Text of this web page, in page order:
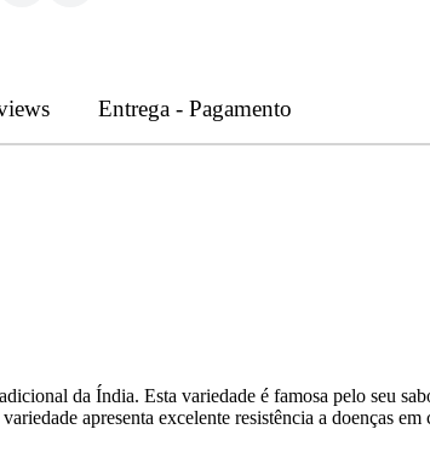
Entrega - Pagamento
da Índia. Esta variedade é famosa pelo seu
apresenta excelente resistência a doenças